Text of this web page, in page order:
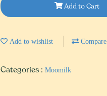
Add to Cart
Add to wishlist Compare
Categories : Moomilk